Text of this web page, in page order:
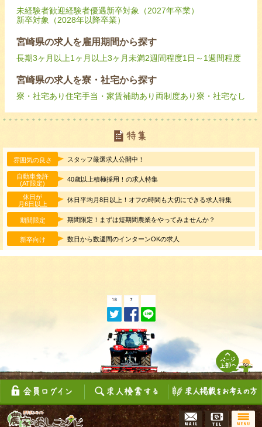
未経験者歓迎経験者優遇新卒対象（2027年卒業）
新卒対象（2028年以降卒業）
宮崎県の求人を雇用期間から探す
長期3ヶ月以上1ヶ月以上3ヶ月未満2週間程度1日～1週間程度
宮崎県の求人を寮・社宅から探す
寮・社宅あり住宅手当・家賃補助あり 両制度あり寮・社宅なし
雰囲気の良さ スタッフ厳選求人公開中！
自動車免許
(AT限定)
40歳以上積極採用！の求人特集
休日が
月6日以上
休日平均月8日以上！オフの時間も大切にできる求人特集
期間限定 期間限定！まずは短期間農業をやってみませんか？
新卒向け 数日から数週間のインターンOKの求人